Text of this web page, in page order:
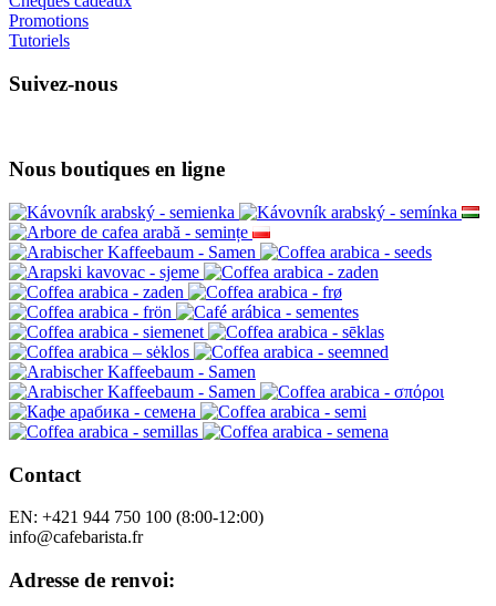
Promotions
Tutoriels
Suivez-nous
Nous boutiques en ligne
Contact
EN: +421 944 750 100 (8:00-12:00)
info@cafebarista.fr
Adresse de renvoi: